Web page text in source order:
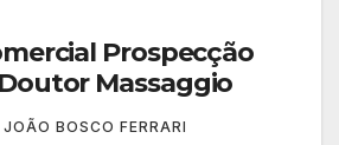
Prospecção
Doutor Massaggio
JOÃO BOSCO FERRARI